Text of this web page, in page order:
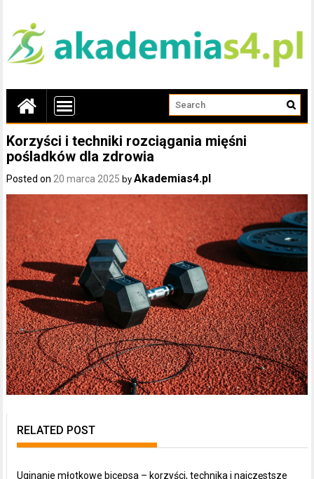
Korzyści i techniki rozciągania mięśni
pośladków dla zdrowia
Posted on20 marca 2025 byAkademias4.pl
RELATED POST
Uginanie młotkowe bicepsa – korzyści, technika i najczęstsze